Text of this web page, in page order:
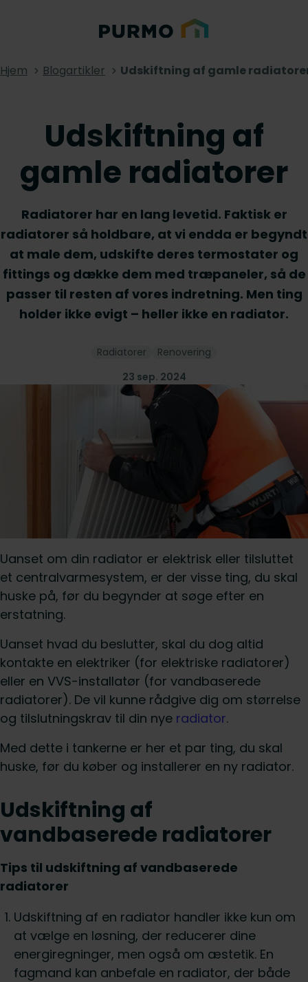
Hjem Blogartikler Udskiftning af gamle
Udskiftning af
gamle radiatorer
Radiatorer har en lang levetid. Faktisk er
radiatorer så holdbare, at vi endda er begyndt
at male dem, udskifte deres termostater og
fittings og dække dem med træpaneler, så de
passer til resten af vores indretning. Men ting
holder ikke evigt – heller ikke en radiator.
Radiatorer
Renovering
23 sep. 2024
Uanset om din radiator er elektrisk eller tilsluttet
et centralvarmesystem, er der visse ting, du skal
huske på, før du begynder at søge efter en
erstatning.
Uanset hvad du beslutter, skal du dog altid
kontakte en elektriker (for elektriske radiatorer)
eller en VVS-installatør (for vandbaserede
radiatorer). De vil kunne rådgive dig om størrelse
og tilslutningskrav til din nye radiator.
Med dette i tankerne er her et par ting, du skal
huske, før du køber og installerer en ny radiator.
Udskiftning af
vandbaserede radiatorer
Tips til udskiftning af vandbaserede
radiatorer
Udskiftning af en radiator handler ikke kun om
at vælge en løsning, der reducerer dine
energiregninger, men også om æstetik. En
fagmand kan anbefale en radiator, der både